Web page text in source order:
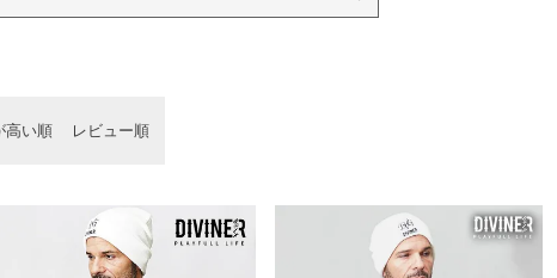
高い順 レビュー順